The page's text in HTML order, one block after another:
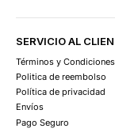
SERVICIO AL
Términos y Condiciones
Politica de reembolso
Política de privacidad
Envíos
Pago Seguro